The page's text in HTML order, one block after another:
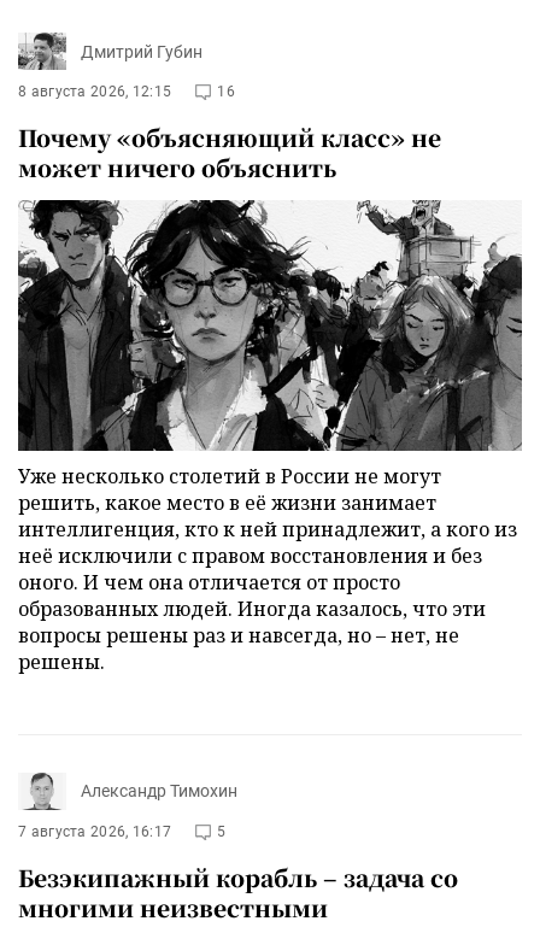
Дмитрий Губин
8 августа 2026, 12:15 16
Почему «объясняющий класс» не
может ничего объяснить
Уже несколько столетий в России не могут
решить, какое место в её жизни занимает
интеллигенция, кто к ней принадлежит, а кого из
неё исключили с правом восстановления и без
оного. И чем она отличается от просто
образованных людей. Иногда казалось, что эти
вопросы решены раз и навсегда, но – нет, не
решены.
Александр Тимохин
7 августа 2026, 16:17 5
Безэкипажный корабль – задача со
многими неизвестными